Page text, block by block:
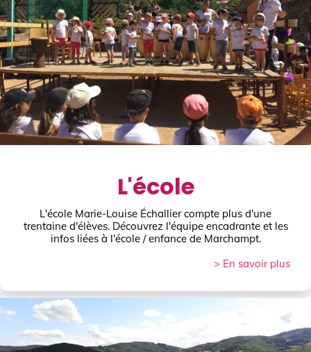
L'école
L'école Marie-Louise Échallier compte plus d'une
trentaine d'élèves. Découvrez l'équipe encadrante et les
infos liées à l'école / enfance de Marchampt.
> En savoir plus